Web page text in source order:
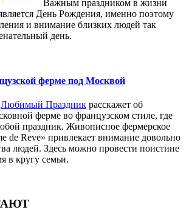
Важным праздником в жизни
День Рождения, именно поэтому
и внимание близких людей так
день.
ферме под Москвой
Любимый Праздник расскажет об
ферме во французском стиле, где
праздник. Живописное фермерское
de Reve» привлекает внимание довольно
людей. Здесь можно провести поистине
в кругу семьи.